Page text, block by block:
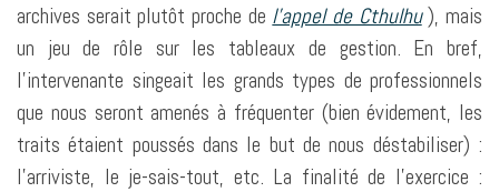
archives serait plutôt proche de l’appel de Cthulhu), mais
un jeu de rôle sur les tableaux de gestion. En bref,
l’intervenante singeait les grands types de professionnels
que nous seront amenés à fréquenter (bien évidement, les
traits étaient poussés dans le but de nous déstabiliser) :
l’arriviste, le je-sais-tout, etc. La finalité de l’exercice :